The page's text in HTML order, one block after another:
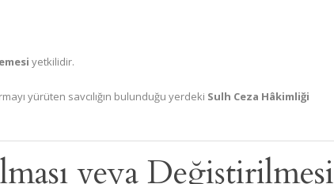
yetkilidir.
yürüten savcılığın bulunduğu yerdeki Sulh Ceza Hâkimliği
veya Değiştirilmesi